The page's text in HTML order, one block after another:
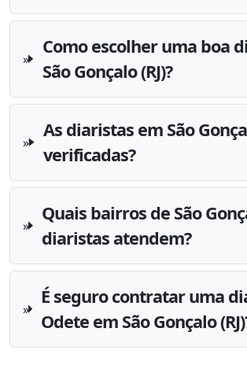
Como escolher uma boa
São Gonçalo (RJ)?
As diaristas em São
verificadas?
Quais bairros de São
diaristas atendem?
É seguro contratar uma
Odete em São Gonçalo